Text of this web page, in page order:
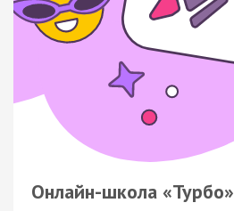
Онлайн-школа «Турбо»